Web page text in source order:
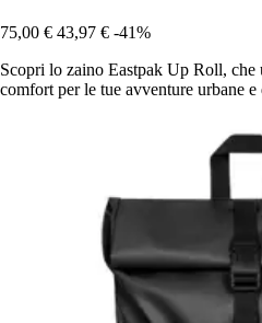
75,00 € 43,97 € -41%
Scopri lo zaino Eastpak Up Roll, che
comfort per le tue avventure urbane e